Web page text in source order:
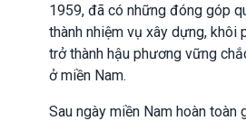
1959, đã có những đóng góp
thành nhiệm vụ xây dựng, khôi
trở thành hậu phương vững
ở miền Nam.
Sau ngày miền Nam hoàn toàn